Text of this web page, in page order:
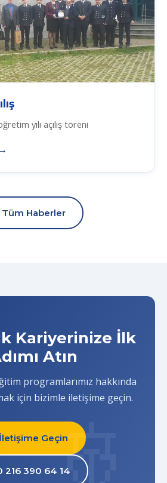
yılı açılış töreni
Tüm Haberler
Kariyerinize İlk
Atın
programlarımız hakkında
için bizimle iletişime geçin.
İletişime Geçin
216 390 64 14